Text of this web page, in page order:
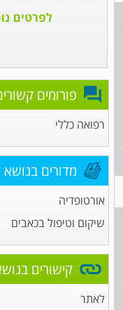
פורומים
רפואה כללי
מדורים בנושא
אורטופדיה
שיקום וטיפול בכאבים
קישורים
לאתר